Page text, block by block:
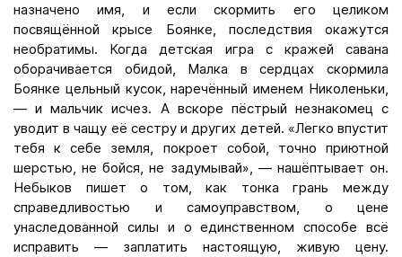
назначено имя, и если скормить его целиком
посвящённой крысе Боянке, последствия окажутся
необратимы. Когда детская игра с кражей савана
оборачивается обидой, Малка в сердцах скормила
Боянке цельный кусок, наречённый именем Николеньки,
— и мальчик исчез. А вскоре пёстрый незнакомец с
уводит в чащу её сестру и других детей. «Легко впустит
тебя к себе земля, покроет собой, точно приютной
шерстью, не бойся, не задумывай», — нашёптывает он.
Небыков пишет о том, как тонка грань между
справедливостью и самоуправством, о цене
унаследованной силы и о единственном способе всё
исправить — заплатить настоящую, живую цену.